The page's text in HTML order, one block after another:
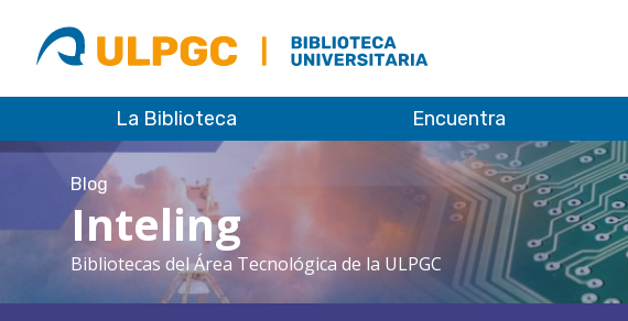
ULPGC
Biblioteca
ULPGC
La Biblioteca Encuentra
Blog
Inteling
Bibliotecas del Área Tecnológica de la ULPGC